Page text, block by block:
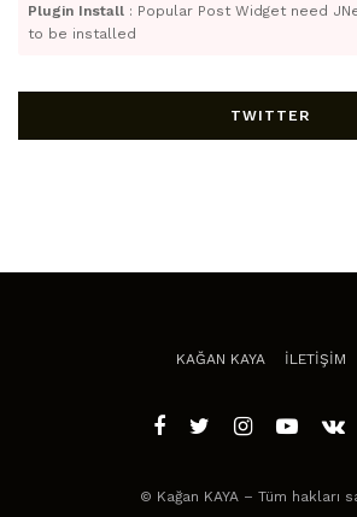
Plugin Install : Popular Post Widget need
to be installed
TWITTER
KAĞAN KAYA İLETİŞİM
© Kağan KAYA – Tüm hakları